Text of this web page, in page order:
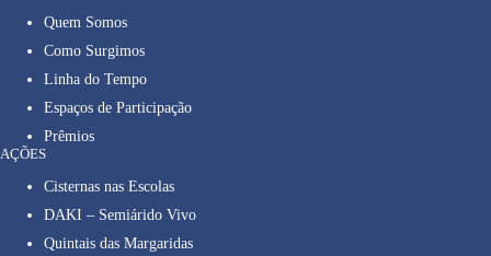
Quem Somos
Como Surgimos
Linha do Tempo
Espaços de Participação
Prêmios
AÇÕES
Cisternas nas Escolas
DAKI – Semiárido Vivo
Quintais das Margaridas